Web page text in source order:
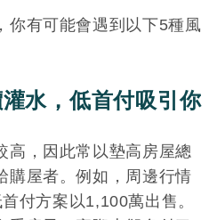
你有可能會遇到以下5種風
水，低首付吸引你
高，因此常以墊高房屋總
購屋者。例如，周邊行情
付方案以1,100萬出售。